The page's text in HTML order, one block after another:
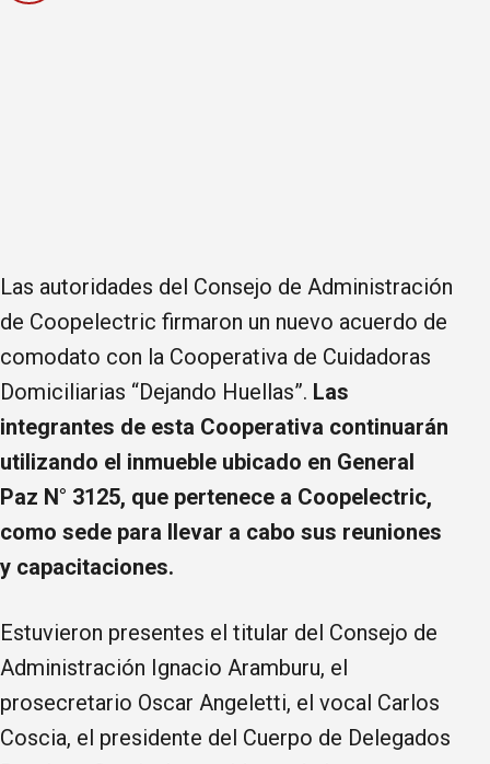
Las autoridades del Consejo de Administración
de Coopelectric firmaron un nuevo acuerdo de
comodato con la Cooperativa de Cuidadoras
Domiciliarias “Dejando Huellas”. Las
integrantes de esta Cooperativa continuarán
utilizando el inmueble ubicado en General
Paz N° 3125, que pertenece a Coopelectric,
como sede para llevar a cabo sus reuniones
y capacitaciones.
Estuvieron presentes el titular del Consejo de
Administración Ignacio Aramburu, el
prosecretario Oscar Angeletti, el vocal Carlos
Coscia, el presidente del Cuerpo de Delegados